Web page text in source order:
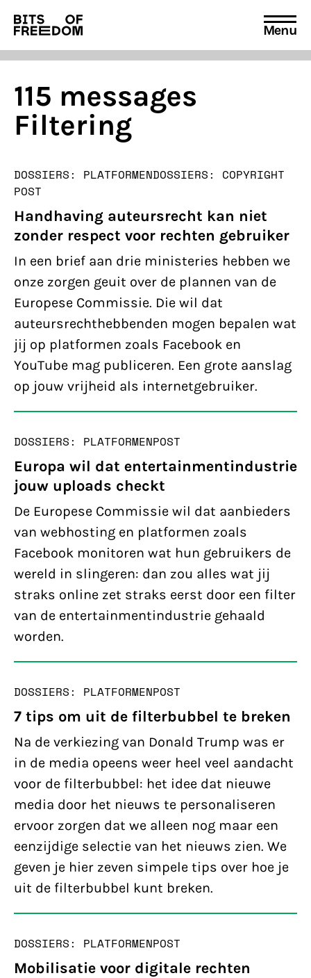
Search
for:
Menu
115 messages
Filtering
DOSSIERS: PLATFORMENDOSSIERS: COPYRIGHT
POST
Handhaving auteursrecht kan niet
zonder respect voor rechten gebruiker
In een brief aan drie ministeries hebben we
onze zorgen geuit over de plannen van de
Europese Commissie. Die wil dat
auteursrechthebbenden mogen bepalen wat
jij op platformen zoals Facebook en
YouTube mag publiceren. Een grote aanslag
op jouw vrijheid als internetgebruiker.
DOSSIERS: PLATFORMENPOST
Europa wil dat entertainmentindustrie
jouw uploads checkt
De Europese Commissie wil dat aanbieders
van webhosting en platformen zoals
Facebook monitoren wat hun gebruikers de
wereld in slingeren: dan zou alles wat jij
straks online zet straks eerst door een filter
van de entertainmentindustrie gehaald
worden.
DOSSIERS: PLATFORMENPOST
7 tips om uit de filterbubbel te breken
Na de verkiezing van Donald Trump was er
in de media opeens weer heel veel aandacht
voor de filterbubbel: het idee dat nieuwe
media door het nieuws te personaliseren
ervoor zorgen dat we alleen nog maar een
eenzijdige selectie van het nieuws zien. We
geven je hier zeven simpele tips over hoe je
uit de filterbubbel kunt breken.
DOSSIERS: PLATFORMENPOST
Mobilisatie voor digitale rechten